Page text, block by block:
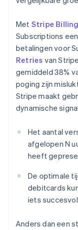
Met Stripe Billing
Subscriptions
betalingen voor
Retries van
gemiddeld 38%
poging zijn
Stripe maakt
dynamische
Het aantal
afgelopen N
heeft
De optimale
debitcards
iets
Anders dan een